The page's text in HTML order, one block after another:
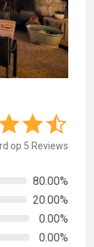
op 5 Reviews
80.00%
20.00%
0.00%
0.00%